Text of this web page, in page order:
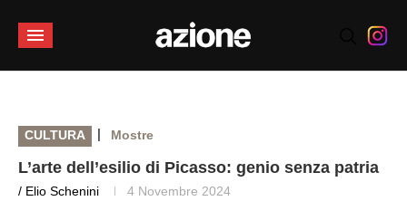
CULTURA | Mostre
L’arte dell’esilio di Picasso: genio senza patria
/ Elio Schenini 4 Novembre 2024